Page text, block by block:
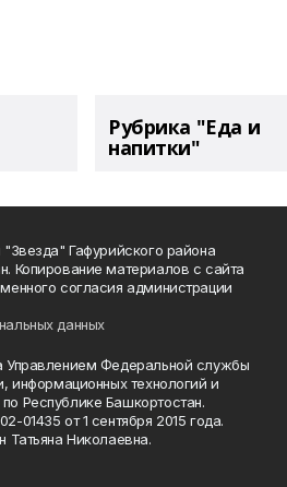
Рубрика "Еда и
напитки"
Гафурийского района
Копирование материалов с сайта
согласия администрации
данных
Управлением Федеральной службы
информационных технологий и
Республике Башкортостан.
01435 от 1 сентября 2015 года.
Татьяна Николаевна.